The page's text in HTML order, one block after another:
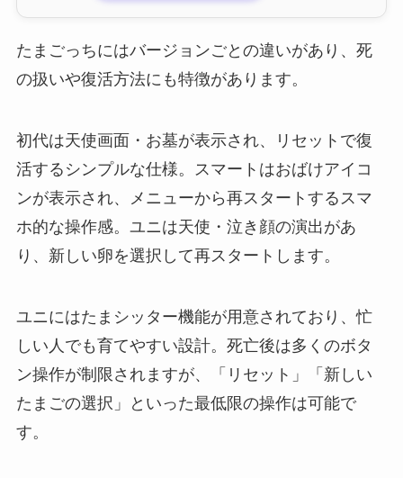
たまごっちにはバージョンごとの違いがあり、死
の扱いや復活方法にも特徴があります。
初代は天使画面・お墓が表示され、リセットで復
活するシンプルな仕様。スマートはおばけアイコ
ンが表示され、メニューから再スタートするスマ
ホ的な操作感。ユニは天使・泣き顔の演出があ
り、新しい卵を選択して再スタートします。
ユニにはたまシッター機能が用意されており、忙
しい人でも育てやすい設計。死亡後は多くのボタ
ン操作が制限されますが、「リセット」「新しい
たまごの選択」といった最低限の操作は可能で
す。